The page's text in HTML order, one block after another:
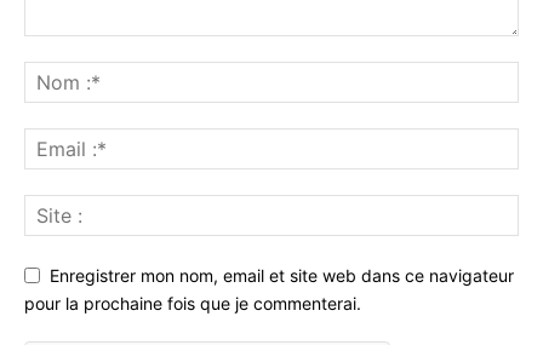
Enregistrer mon nom, email et site web dans ce navigateur
pour la prochaine fois que je commenterai.